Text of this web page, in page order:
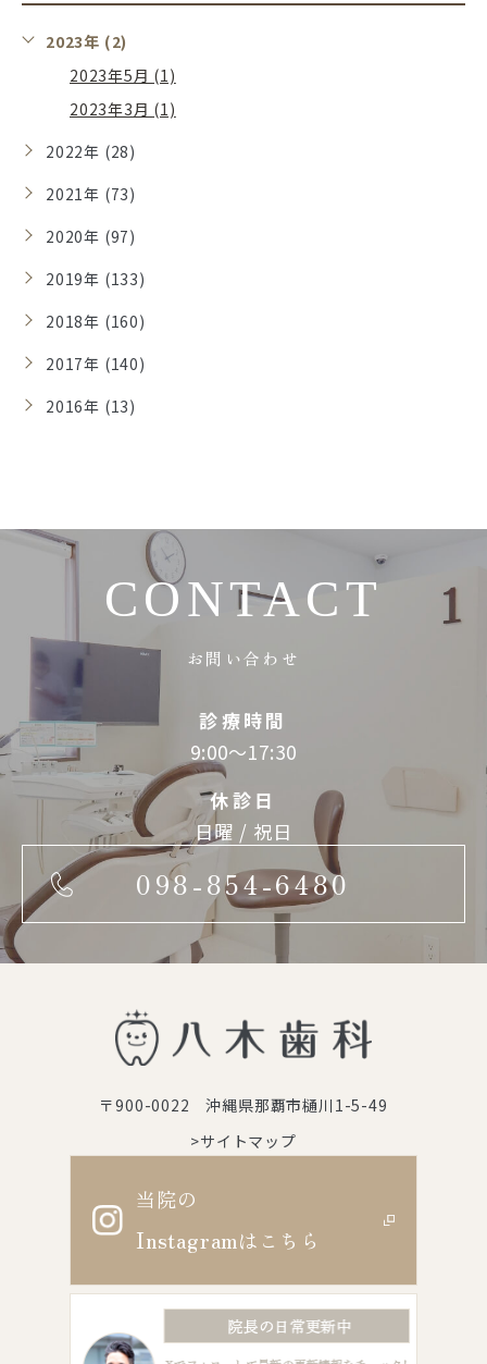
2023年 (2)
2023年5月 (1)
2023年3月 (1)
2022年 (28)
2021年 (73)
2020年 (97)
2019年 (133)
2018年 (160)
2017年 (140)
2016年 (13)
CONTACT
お問い合わせ
診療時間
9:00～17:30
休診日
日曜 / 祝日
098-854-6480
〒900-0022 沖縄県那覇市樋川1-5-49
>サイトマップ
当院の
Instagramはこちら